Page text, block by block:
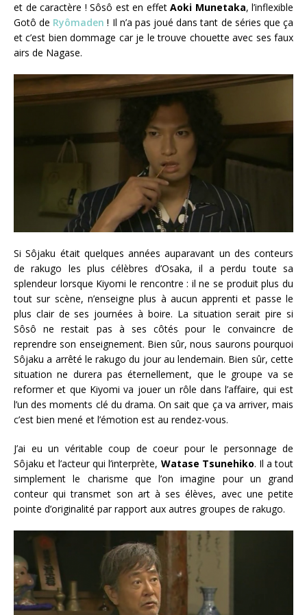
et de caractère ! Sôsô est en effet Aoki Munetaka, l’inflexible
Gotô de Ryômaden ! Il n’a pas joué dans tant de séries que ça
et c’est bien dommage car je le trouve chouette avec ses faux
airs de Nagase.
Si Sôjaku était quelques années auparavant un des conteurs
de rakugo les plus célèbres d’Osaka, il a perdu toute sa
splendeur lorsque Kiyomi le rencontre : il ne se produit plus du
tout sur scène, n’enseigne plus à aucun apprenti et passe le
plus clair de ses journées à boire. La situation serait pire si
Sôsô ne restait pas à ses côtés pour le convaincre de
reprendre son enseignement. Bien sûr, nous saurons pourquoi
Sôjaku a arrêté le rakugo du jour au lendemain. Bien sûr, cette
situation ne durera pas éternellement, que le groupe va se
reformer et que Kiyomi va jouer un rôle dans l’affaire, qui est
l’un des moments clé du drama. On sait que ça va arriver, mais
c’est bien mené et l’émotion est au rendez-vous.
J’ai eu un véritable coup de coeur pour le personnage de
Sôjaku et l’acteur qui l’interprète, Watase Tsunehiko. Il a tout
simplement le charisme que l’on imagine pour un grand
conteur qui transmet son art à ses élèves, avec une petite
pointe d’originalité par rapport aux autres groupes de rakugo.